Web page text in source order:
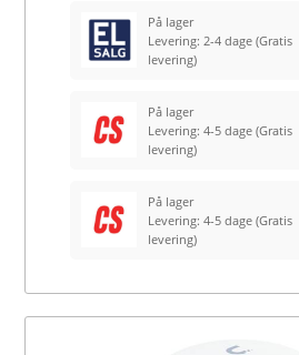
På lager
Levering: 2-4 dage(Gratis
levering)
På lager
Levering: 4-5 dage(Gratis
levering)
På lager
Levering: 4-5 dage(Gratis
levering)